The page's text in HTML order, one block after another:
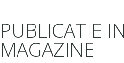
PUBLICATIE
MAGAZINE